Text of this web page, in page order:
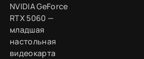
NVIDIA GeForce
RTX 5060 —
младшая
настольная
видеокарта